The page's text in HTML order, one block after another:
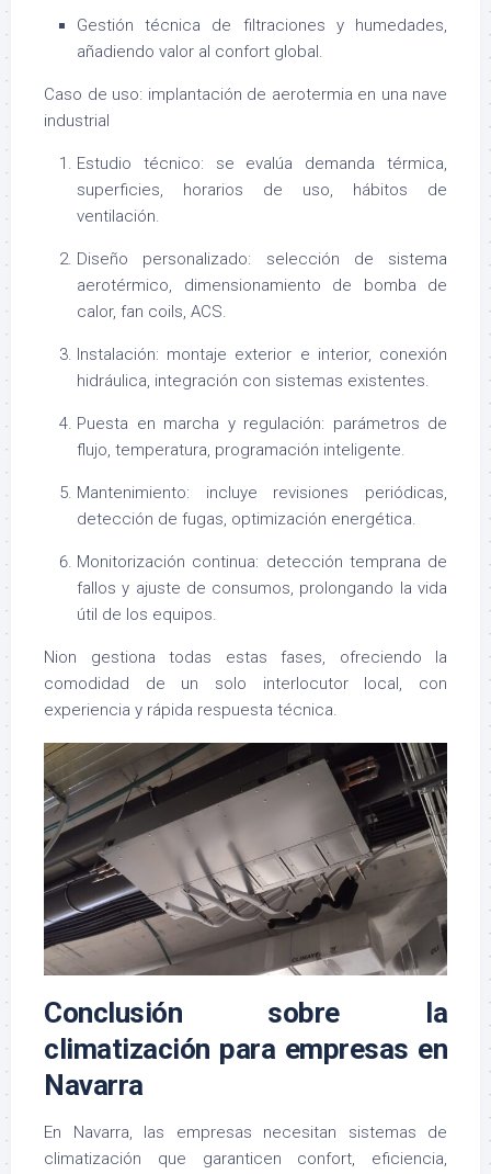
Gestión técnica de filtraciones y humedades,
añadiendo valor al confort global.
Caso de uso: implantación de aerotermia en una nave
industrial
Estudio técnico: se evalúa demanda térmica,
superficies, horarios de uso, hábitos de
ventilación.
Diseño personalizado: selección de sistema
aerotérmico, dimensionamiento de bomba de
calor, fan coils, ACS.
Instalación: montaje exterior e interior, conexión
hidráulica, integración con sistemas existentes.
Puesta en marcha y regulación: parámetros de
flujo, temperatura, programación inteligente.
Mantenimiento: incluye revisiones periódicas,
detección de fugas, optimización energética.
Monitorización continua: detección temprana de
fallos y ajuste de consumos, prolongando la vida
útil de los equipos.
Nion gestiona todas estas fases, ofreciendo la
comodidad de un solo interlocutor local, con
experiencia y rápida respuesta técnica.
Conclusión sobre la
climatización para empresas en
Navarra
En Navarra, las empresas necesitan sistemas de
climatización que garanticen confort, eficiencia,